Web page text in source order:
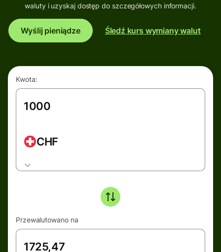
waluty i uzyskaj dostęp do szczegółowych informacji.
Wyślij pieniądze Śledź kurs wymiany walut
Kwota:
CHF
Przewalutowano na